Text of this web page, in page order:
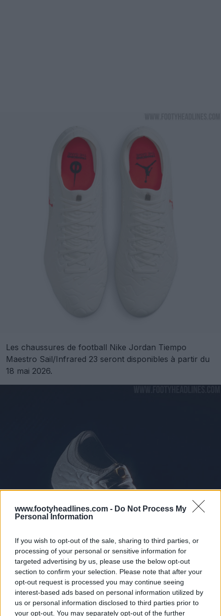
www.footyheadlines.com - Do Not Process My
Personal Information
If you wish to opt-out of the sale, sharing to third parties, or
processing of your personal or sensitive information for
targeted advertising by us, please use the below opt-out
section to confirm your selection. Please note that after your
opt-out request is processed you may continue seeing
interest-based ads based on personal information utilized by
us or personal information disclosed to third parties prior to
your opt-out. You may separately opt-out of the further
Les chaussures de football Nike Jordan Tiempo
Maestro Sail/Infrared 23 seront disponibles à partir du
18 mai 2026.